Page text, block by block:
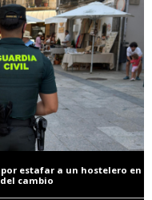
estafar a un hostelero en
cambio